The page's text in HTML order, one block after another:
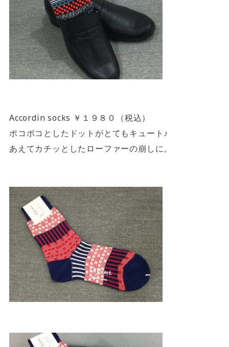
Accordin socks ￥１９８０（税込）
ポコポコとしたドットがとてもキュート♪
あえてカチッとしたローファーの崩しに。